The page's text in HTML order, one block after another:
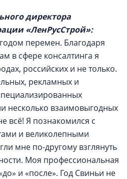
директора
«ЛенРусСтрой»:
перемен. Благодаря
в сфере консалтинга я
российских и не только.
рекламных и
несколько взаимовыгодных
всё! Я познакомился с
и великолепными
мне по-другому взглянуть
Моя профессиональная
и «после». Год Свиньи не